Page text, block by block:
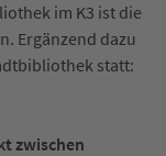
im K3 ist die
Ergänzend dazu
statt:
zwischen